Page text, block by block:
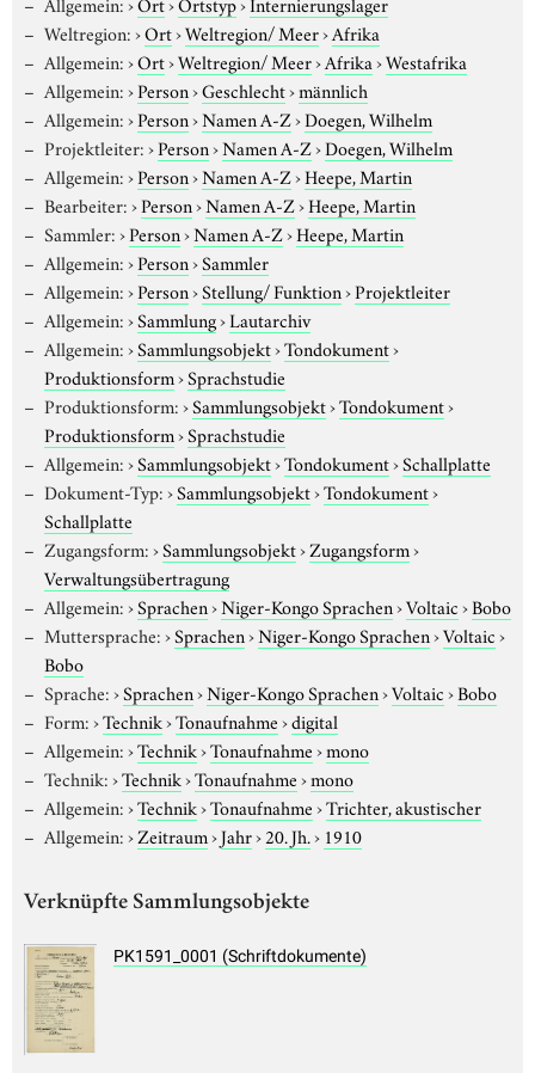
Weltregion:›Ort›Weltregion/ Meer›Afrika
Allgemein:›Ort›Weltregion/ Meer›Afrika›Westafrika
Allgemein:›Person›Geschlecht›männlich
Allgemein:›Person›Namen A-Z›Doegen, Wilhelm
Projektleiter:›Person›Namen A-Z›Doegen, Wilhelm
Allgemein:›Person›Namen A-Z›Heepe, Martin
Bearbeiter:›Person›Namen A-Z›Heepe, Martin
Sammler:›Person›Namen A-Z›Heepe, Martin
Allgemein:›Person›Sammler
Allgemein:›Person›Stellung/ Funktion›Projektleiter
Allgemein:›Sammlung›Lautarchiv
Allgemein:›Sammlungsobjekt›Tondokument›
Produktionsform›Sprachstudie
Produktionsform:›Sammlungsobjekt›Tondokument›
Produktionsform›Sprachstudie
Allgemein:›Sammlungsobjekt›Tondokument›Schallplatte
Dokument-Typ:›Sammlungsobjekt›Tondokument›
Schallplatte
Zugangsform:›Sammlungsobjekt›Zugangsform›
Verwaltungsübertragung
Allgemein:›Sprachen›Niger-Kongo Sprachen›Voltaic›Bobo
Muttersprache:›Sprachen›Niger-Kongo Sprachen›Voltaic›
Bobo
Sprache:›Sprachen›Niger-Kongo Sprachen›Voltaic›Bobo
Form:›Technik›Tonaufnahme›digital
Allgemein:›Technik›Tonaufnahme›mono
Technik:›Technik›Tonaufnahme›mono
Allgemein:›Technik›Tonaufnahme›Trichter, akustischer
Allgemein:›Zeitraum›Jahr›20. Jh.› 1910
Verknüpfte Sammlungsobjekte
PK1591_0001 (Schriftdokumente)